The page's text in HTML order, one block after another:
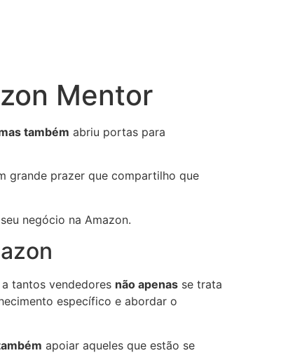
Mentor
também abriu portas para
grande prazer que compartilho que
negócio na Amazon.
tantos vendedores não apenas se trata
específico e abordar o
apoiar aqueles que estão se